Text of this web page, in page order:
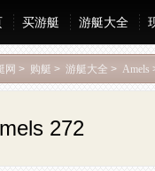
买游艇 游艇大全
网 > 购艇 > 游艇大全 > Amels
272